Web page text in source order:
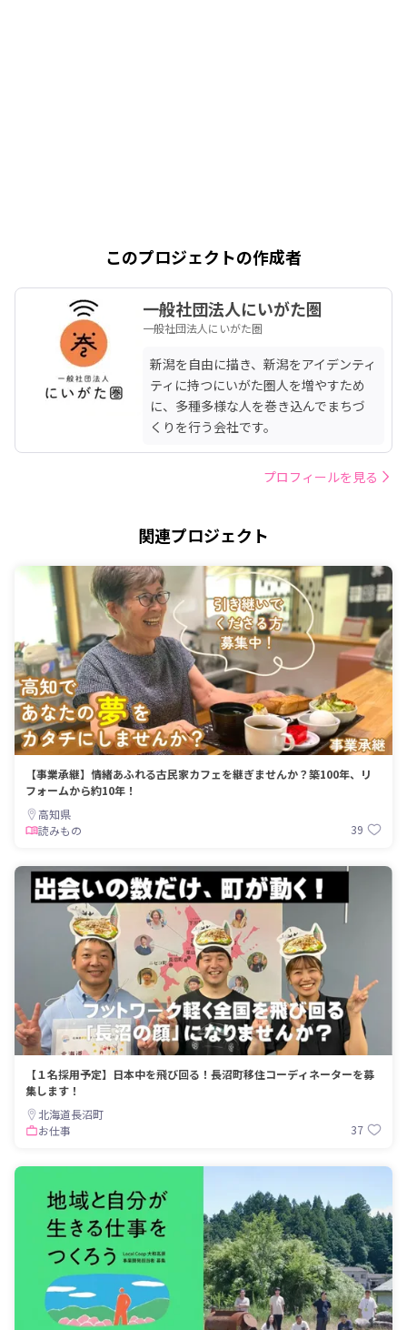
このプロジェクトの作成者
一般社団法人にいがた圏
一般社団法人にいがた圏
新潟を自由に描き、新潟をアイデンティ
ティに持つにいがた圏人を増やすため
に、多種多様な人を巻き込んでまちづ
くりを行う会社です。
プロフィールを見る
関連プロジェクト
【事業承継】情緒あふれる古民家カフェを継ぎませんか？築100年、リ
フォームから約10年！
高知県
読みもの
39
【１名採用予定】日本中を飛び回る！長沼町移住コーディネーターを募
集します！
北海道長沼町
お仕事
37